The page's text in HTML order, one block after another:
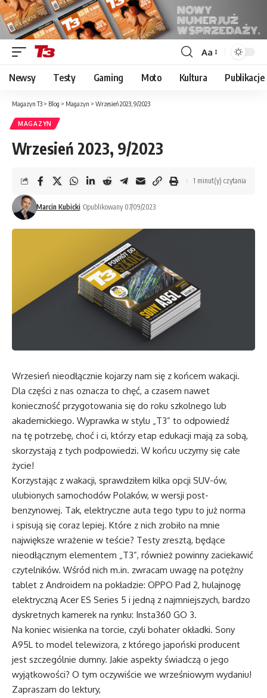
Font
Resizer
Aa
Newsy Testy Gaming Moto Kultura Publikacje
Magazyn T3 > Blog > Magazyn > Wrzesień 2023, 9/2023
MAGAZYN
Wrzesień 2023, 9/2023
Marcin Kubicki Opublikowany 07/09/2023
1 minut(y) czytania
Wrzesień nieodłącznie kojarzy nam się z końcem wakacji.
Dla części z nas oznacza to chęć, a czasem nawet
konieczność przygotowania się do roku szkolnego lub
akademickiego. Wyprawka w stylu „T3” to odpowiedź
na tę potrzebę, choć i ci, którzy etap edukacji mają za sobą,
skorzystają z tych podpowiedzi. W końcu uczymy się całe
życie!
Korzystając z wakacji, sprawdziłem kilka opcji SUV-ów,
ulubionych samochodów Polaków, w wersji post-
benzynowej. Tak, elektryczne auta tego typu to już norma
i spisują się coraz lepiej. Które z nich zrobiło na mnie
największe wrażenie w teście? Testy zresztą, będące
nieodłącznym elementem „T3”, również powinny zaciekawić
czytelników. Wśród nich m.in. zwracam uwagę na potężny
tablet z Androidem na pokładzie: OPPO Pad 2, hulajnogę
elektryczną Acer ES Series 5 i jedną z najmniejszych, bardzo
dyskretnych kamerek na rynku: Insta360 GO 3.
Na koniec wisienka na torcie, czyli bohater okładki. Sony
A95L to model telewizora, z którego japoński producent
jest szczególnie dumny. Jakie aspekty świadczą o jego
wyjątkowości? O tym oczywiście we wrześniowym wydaniu!
Zapraszam do lektury,